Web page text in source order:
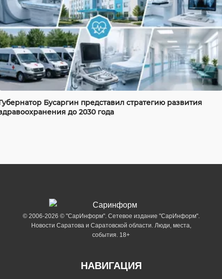
Бусаргин представил стратегию развития
до 2030 года
© 2006-2026 © "СарИнформ". Сетевое издание "СарИнформ".
Новости Саратова и Саратовской области. Люди, места,
события. 18+
НАВИГАЦИЯ